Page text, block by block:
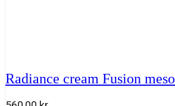
Radiance cream Fusion meso